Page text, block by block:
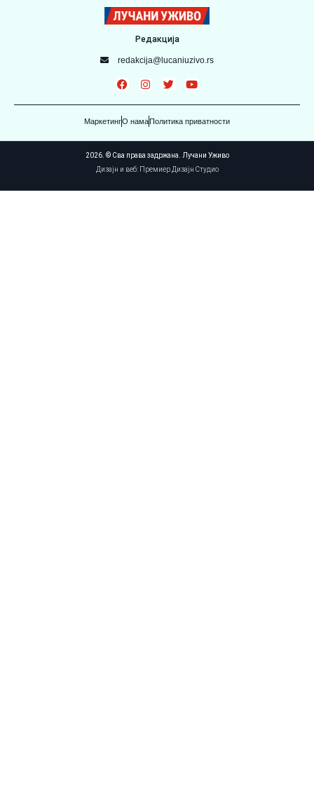
Редакција
redakcija@lucaniuzivo.rs
МаркетингО намаПолитика приватности
2026. © Сва права задржана. Лучани Уживо
Дизајн и веб: Премиер Дизајн Студио